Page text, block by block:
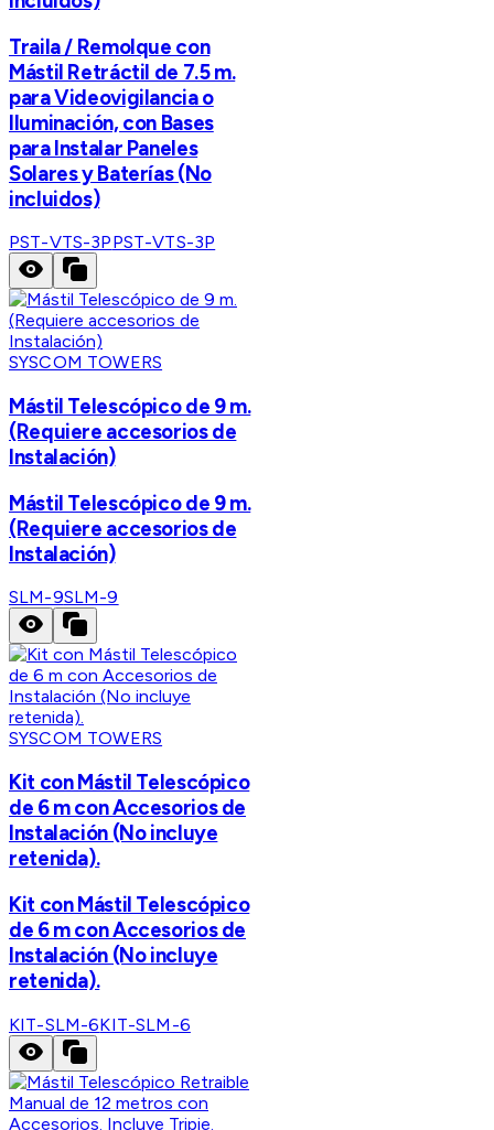
Traila / Remolque con
Mástil Retráctil de 7.5 m.
para Videovigilancia o
Iluminación, con Bases
para Instalar Paneles
Solares y Baterías (No
incluidos)
PST-VTS-3PPST-VTS-3P
SYSCOM TOWERS
Mástil Telescópico de 9 m.
(Requiere accesorios de
Instalación)
Mástil Telescópico de 9 m.
(Requiere accesorios de
Instalación)
SLM-9SLM-9
SYSCOM TOWERS
Kit con Mástil Telescópico
de 6 m con Accesorios de
Instalación (No incluye
retenida).
Kit con Mástil Telescópico
de 6 m con Accesorios de
Instalación (No incluye
retenida).
KIT-SLM-6KIT-SLM-6